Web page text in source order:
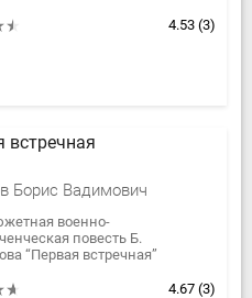
люд.Произведение это —4.53 (3)
встречная
Борис Вадимович
военно-
повесть Б.
“Первая встречная”
опасной борьбе советских
4.67 (3)